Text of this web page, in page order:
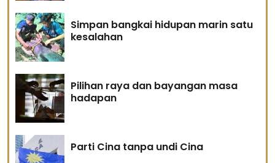
Simpan bangkai hidupan marin satu
kesalahan
Pilihan raya dan bayangan masa
hadapan
Parti Cina tanpa undi Cina